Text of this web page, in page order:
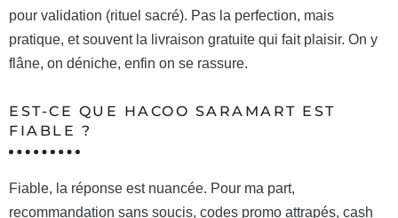
pour validation (rituel sacré). Pas la perfection, mais
pratique, et souvent la livraison gratuite qui fait plaisir. On y
flâne, on déniche, enfin on se rassure.
EST-CE QUE HACOO SARAMART EST
FIABLE ?
Fiable, la réponse est nuancée. Pour ma part,
recommandation sans soucis, codes promo attrapés, cash